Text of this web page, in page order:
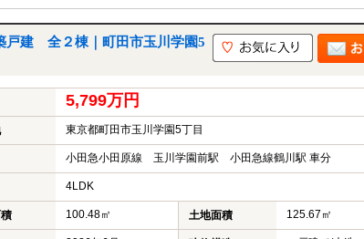
建 全２棟｜町田市玉川学園5
5,799万円
東京都町田市玉川学園5丁目
小田急小田原線 玉川学園前駅 小田急線鶴川駅 車分
4LDK
100.48㎡ 土地面積 125.67㎡